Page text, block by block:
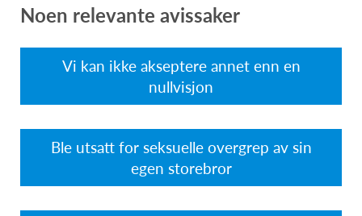
Noen relevante avissaker
Vi kan ikke akseptere annet enn en
nullvisjon
Ble utsatt for seksuelle overgrep av sin
egen storebror